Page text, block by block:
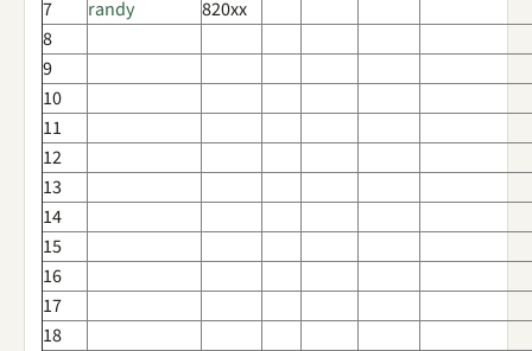
7
randy
820xx
8
9
10
11
12
13
14
15
16
17
18